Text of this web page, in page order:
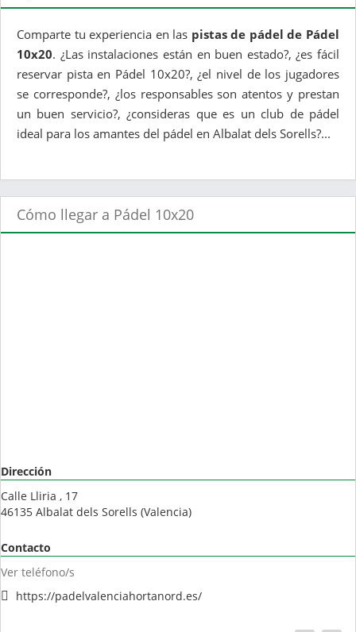
Comparte tu experiencia en las pistas de pádel de Pádel
10x20. ¿Las instalaciones están en buen estado?, ¿es fácil
reservar pista en Pádel 10x20?, ¿el nivel de los jugadores
se corresponde?, ¿los responsables son atentos y prestan
un buen servicio?, ¿consideras que es un club de pádel
ideal para los amantes del pádel en Albalat dels Sorells?...
Cómo llegar a Pádel 10x20
Dirección
Calle Lliria , 17
46135 Albalat dels Sorells (Valencia)
Contacto
Ver teléfono/s
https://padelvalenciahortanord.es/